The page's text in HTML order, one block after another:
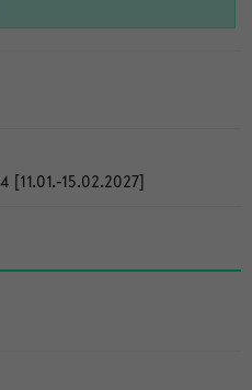
[11.01.-15.02.2027]